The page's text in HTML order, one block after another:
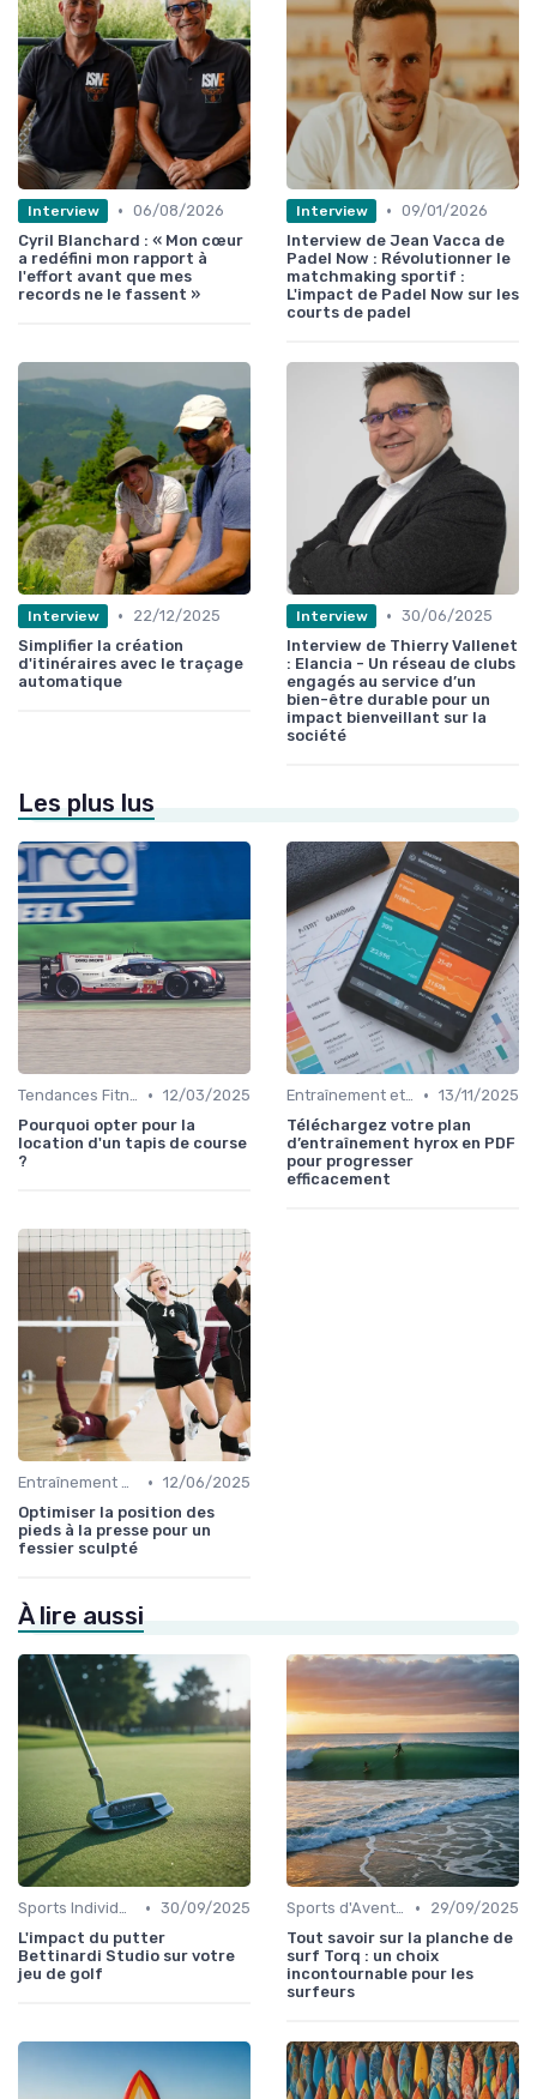
Interview • 06/08/2026
Cyril Blanchard : « Mon cœur
a redéfini mon rapport à
l'effort avant que mes
records ne le fassent »
Interview • 09/01/2026
Interview de Jean Vacca de
Padel Now : Révolutionner le
matchmaking sportif :
L'impact de Padel Now sur les
courts de padel
Interview •
22/12/2025
Simplifier la création
d'itinéraires avec le traçage
automatique
Interview • 30/06/2025
Interview de Thierry Vallenet
: Elancia - Un réseau de clubs
engagés au service d’un
bien-être durable pour un
impact bienveillant sur la
société
Les plus lus
Tendances Fitness et Entraînement à Domicile • 12/03/2025
Pourquoi opter pour la
location d'un tapis de course
?
Entraînement et Techniques • 13/11/2025
Téléchargez votre plan
d’entraînement hyrox en PDF
pour progresser
efficacement
Entraînement et Techniques • 12/06/2025
Optimiser la position des
pieds à la presse pour un
fessier sculpté
À lire aussi
Sports Individuels et Collectifs • 30/09/2025
L'impact du putter
Bettinardi Studio sur votre
jeu de golf
Sports d'Aventure et de Plein Air •
29/09/2025
Tout savoir sur la planche de
surf Torq : un choix
incontournable pour les
surfeurs